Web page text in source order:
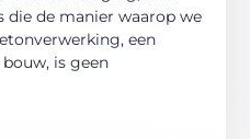
de manier waarop we
een
is geen